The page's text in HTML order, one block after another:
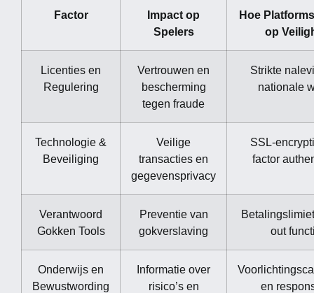
Factor
Impact op
Spelers
Hoe
op
Licenties en
Regulering
Vertrouwen en
bescherming
tegen fraude
Strikte
nationale
Technologie &
Beveiliging
Veilige
transacties en
gegevensprivacy
SSL-
factor
Verantwoord
Gokken Tools
Preventie van
gokverslaving
out
Onderwijs en
Bewustwording
Informatie over
risico’s en
en